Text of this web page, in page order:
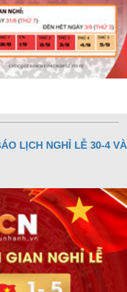
LỊCH NGHỈ LỄ 30-4 VÀ